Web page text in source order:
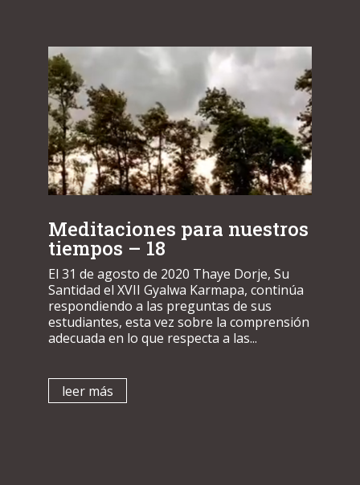
Meditaciones para nuestros
tiempos – 18
El 31 de agosto de 2020 Thaye Dorje, Su
Santidad el XVII Gyalwa Karmapa, continúa
respondiendo a las preguntas de sus
estudiantes, esta vez sobre la comprensión
adecuada en lo que respecta a las...
leer más